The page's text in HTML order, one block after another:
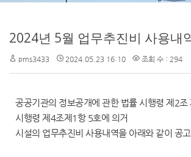
2024년 5월 업무추진비 사용내
pms3433 2024.05.23 16:10 조회 수 : 294
공공기관의 정보공개에 관한 법률 시행령 제2조
시행령 제4조제1항 5호에 의거
시설의 업무추진비 사용내역을 아래와 같이 공